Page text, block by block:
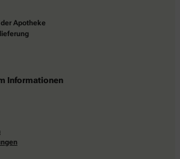
Apotheke
Informationen